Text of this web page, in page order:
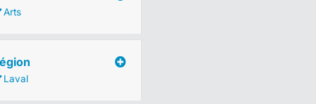
Arts
Laval